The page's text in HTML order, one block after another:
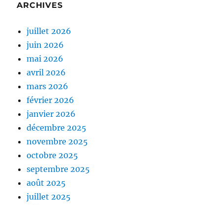
ARCHIVES
juillet 2026
juin 2026
mai 2026
avril 2026
mars 2026
février 2026
janvier 2026
décembre 2025
novembre 2025
octobre 2025
septembre 2025
août 2025
juillet 2025